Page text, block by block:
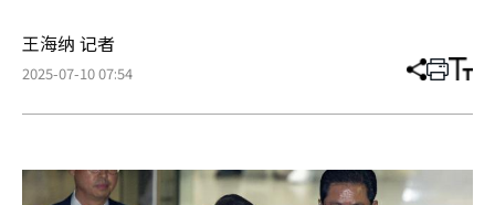
王海纳 记者
2025-07-10 07:54 分
章
打 调
小